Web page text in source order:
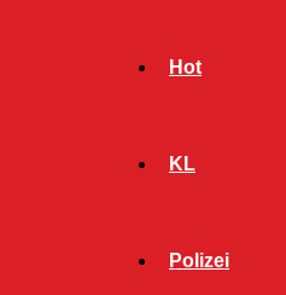
Hot
KL
Polizei